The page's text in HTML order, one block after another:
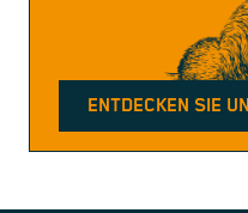
ENTDECKEN SIE